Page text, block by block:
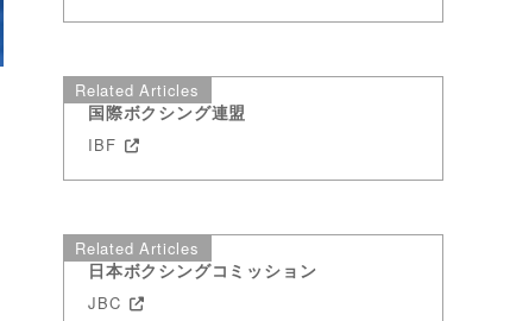
Related Articles
国際ボクシング連盟
IBF
Related Articles
日本ボクシングコミッション
JBC